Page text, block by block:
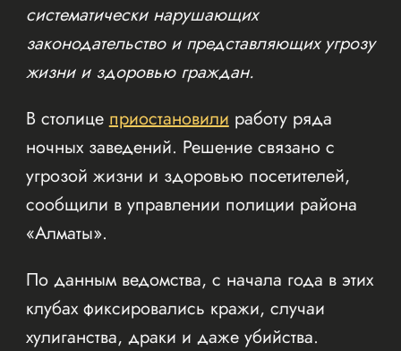
систематически нарушающих
законодательство и представляющих угрозу
жизни и здоровью граждан.
В столице приостановили работу ряда
ночных заведений. Решение связано с
угрозой жизни и здоровью посетителей,
сообщили в управлении полиции района
«Алматы».
По данным ведомства, с начала года в этих
клубах фиксировались кражи, случаи
хулиганства, драки и даже убийства.